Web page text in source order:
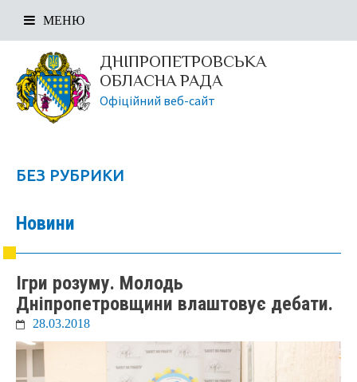
ДНІПРОПЕТРОВСЬКА
ОБЛАСНА РАДА
Офіційний веб-сайт
МЕНЮ
БЕЗ РУБРИКИ
Новини
Ігри розуму. Молодь
Дніпропетровщини влаштовує дебати.
28.03.2018